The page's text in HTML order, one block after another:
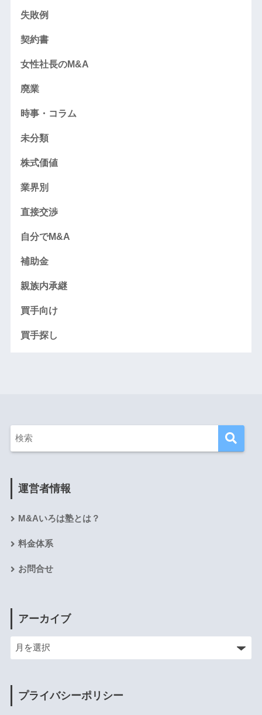
失敗例
契約書
女性社長のM&A
廃業
時事・コラム
未分類
株式価値
業界別
直接交渉
自分でM&A
補助金
親族内承継
買手向け
買手探し
運営者情報
M&Aいろは塾とは？
料金体系
お問合せ
アーカイブ
プライバシーポリシー